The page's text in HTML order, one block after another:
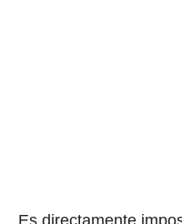
Es directamente